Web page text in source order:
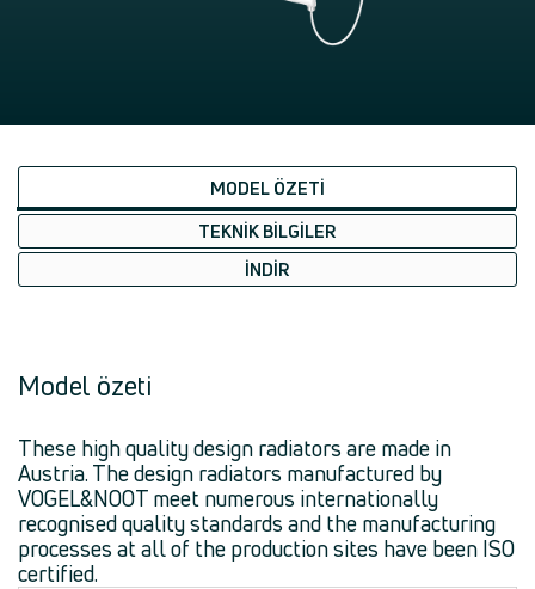
MODEL ÖZETI
TEKNIK BILGILER
İNDIR
Model özeti
These high quality design radiators are made in
Austria. The design radiators manufactured by
VOGEL&NOOT meet numerous internationally
recognised quality standards and the manufacturing
processes at all of the production sites have been ISO
certified.